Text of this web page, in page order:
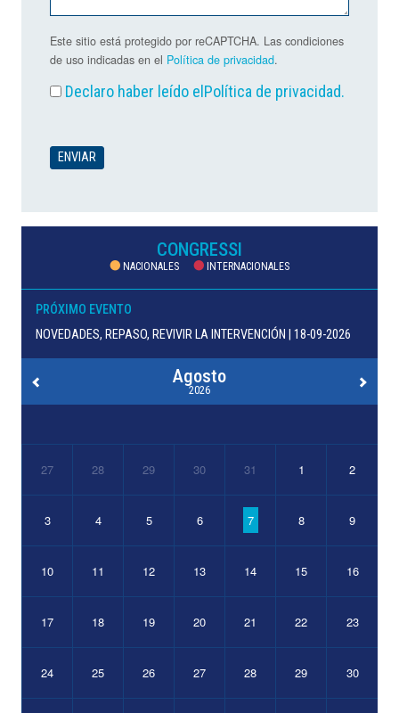
Este sitio está protegido por reCAPTCHA. Las condiciones
de uso indicadas en el Política de privacidad.
Declaro haber leído el Política de privacidad.
CONGRESSI
NACIONALES INTERNACIONALES
PRÓXIMO EVENTO
NOVEDADES, REPASO, REVIVIR LA INTERVENCIÓN | 18-09-2026
Agosto
2026
27 28 29 30 31 1 2
3 4 5 6 7 8 9
10 11 12 13 14 15 16
17 18 19 20 21 22 23
24 25 26 27 28 29 30